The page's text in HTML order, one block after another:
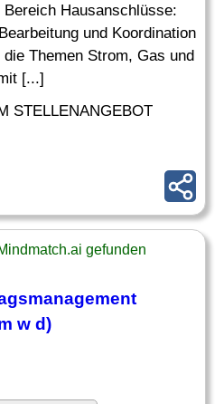
Hausanschlüsse:
und Koordination
Themen Strom, Gas und
[...]
STELLENANGEBOT
gefunden
w d)